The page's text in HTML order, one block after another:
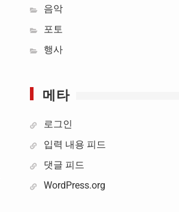
음악
포토
행사
메타
로그인
입력 내용 피드
댓글 피드
WordPress.org